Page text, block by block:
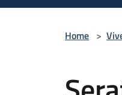
Home >